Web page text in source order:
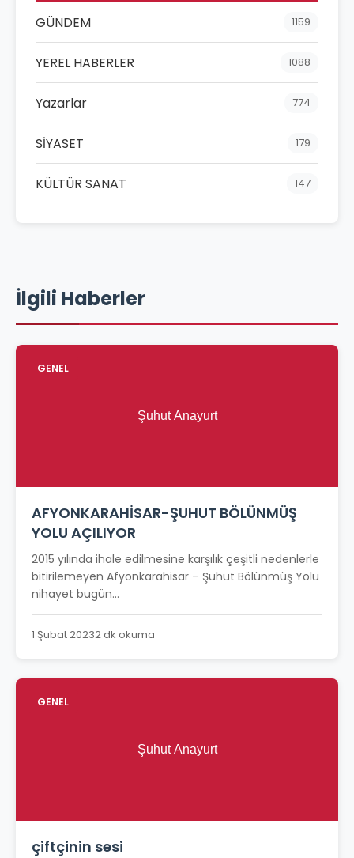
GÜNDEM 1159
YEREL HABERLER 1088
Yazarlar 774
SİYASET 179
KÜLTÜR SANAT 147
İlgili Haberler
GENEL
AFYONKARAHİSAR-ŞUHUT BÖLÜNMÜŞ
YOLU AÇILIYOR
2015 yılında ihale edilmesine karşılık çeşitli nedenlerle
bitirilemeyen Afyonkarahisar – Şuhut Bölünmüş Yolu
nihayet bugün...
1 Şubat 20232 dk okuma
GENEL
çiftçinin sesi